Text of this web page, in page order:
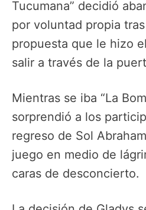
Tucumana” decidió
por voluntad propia
propuesta que le hizo
salir a través de la
Mientras se iba “La
sorprendió a los
regreso de Sol
juego en medio de
caras de desconcierto.